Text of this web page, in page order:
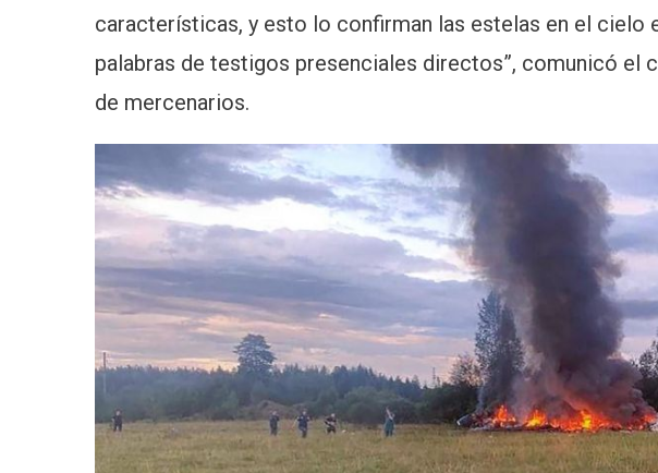
características, y esto lo confirman las estelas en el cielo
palabras de testigos presenciales directos”, comunicó el
de mercenarios.